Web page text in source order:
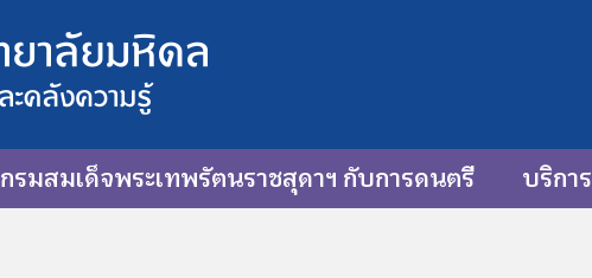
กรมสมเด็จพระเทพรัตนราชสุดาฯ กับการดนตรี บริการ